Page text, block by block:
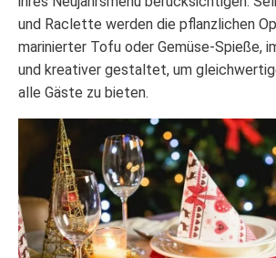
und Raclette werden die pflanzlichen
marinierter Tofu oder Gemüse-Spieße,
und kreativer gestaltet, um
alle Gäste zu bieten.